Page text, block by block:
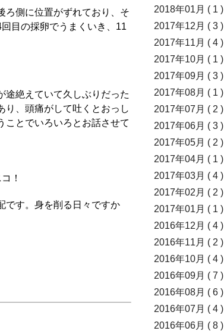
ろ側に位置がずれており、そ
目の採卵でうまくいき、11
途絶えていて久しぶりだった
り、頭痛がして吐くとおっし
ことでいろいろとお話させて
！
です。身を削る日々ですか
2018年01月 ( 1 )
2017年12月 ( 3 )
2017年11月 ( 4 )
2017年10月 ( 1 )
2017年09月 ( 3 )
2017年08月 ( 1 )
2017年07月 ( 2 )
2017年06月 ( 3 )
2017年05月 ( 2 )
2017年04月 ( 1 )
2017年03月 ( 4 )
2017年02月 ( 2 )
2017年01月 ( 1 )
2016年12月 ( 4 )
2016年11月 ( 2 )
2016年10月 ( 4 )
2016年09月 ( 7 )
2016年08月 ( 6 )
2016年07月 ( 4 )
2016年06月 ( 8 )